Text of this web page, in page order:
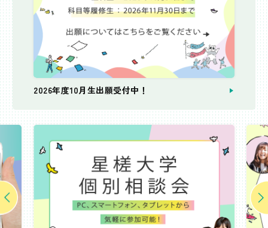
2026年度10月生出願受付中！